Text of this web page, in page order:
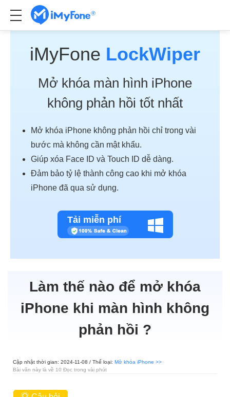
iMyFone LockWiper
Mở khóa màn hình iPhone
không phản hồi tốt nhất
Mở khóa iPhone không phản hồi chỉ trong vài
bước mà không cần mật khẩu.
Giúp xóa Face ID và Touch ID dễ dàng.
Đảm bảo tỷ lệ thành công cao khi mở khóa
iPhone đã qua sử dụng.
Tải miễn phí
Làm thế nào để mở khóa
iPhone khi màn hình không
phản hồi ?
Cập nhật thời gian: 2024-11-08 / Thể loại: Mở khóa iPhone >>
Bài văn này là về 10 Đọc trong vài phút